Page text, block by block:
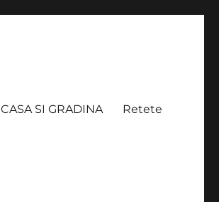
CASA SI GRADINA Retete